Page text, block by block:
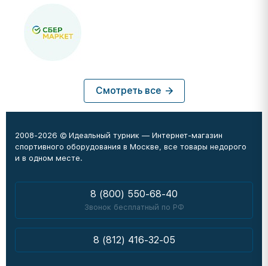
Смотреть все
2008-2026 © Идеальный турник — Интернет-магазин
спортивного оборудования в Москве, все товары недорого
и в одном месте.
8 (800) 550-68-40
Звонок бесплатный по РФ
8 (812) 416-32-05